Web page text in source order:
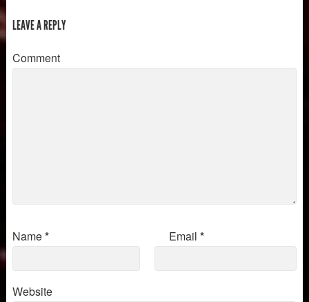
solo) ECCE VENIO…
LEAVE A REPLY
Comment
Name* Email *
Website